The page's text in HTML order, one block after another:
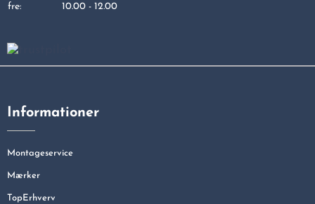
fre: 10.00 - 12.00
Informationer
Montageservice
Mærker
TopErhverv